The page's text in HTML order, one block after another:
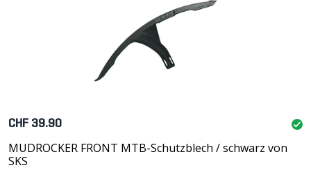
CHF 39.90
MUDROCKER FRONT MTB-Schutzblech / schwarz von
SKS